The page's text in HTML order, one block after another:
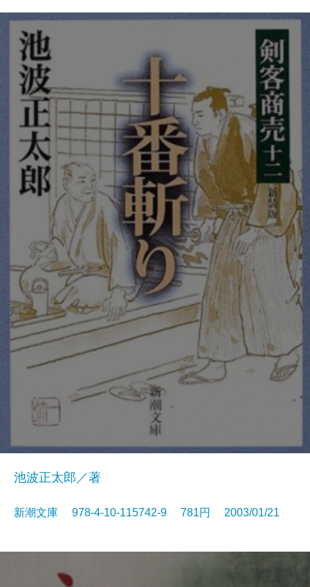
池波正太郎／著
新潮文庫 978-4-10-115742-9 781円 2003/01/21